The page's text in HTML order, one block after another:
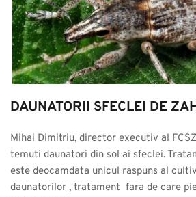
DAUNATORII SFECLEI DE
Mihai Dimitriu, director executiv al
temuti daunatori din sol ai sfeclei.
este deocamdata unicul raspuns al
daunatorilor , tratament  fara de care